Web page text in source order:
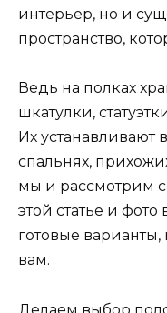
интерьер, но и
пространство,
Ведь на полках
шкатулки,
Их устанавливают
спальнях,
мы и рассмотрим
этой статье и
готовые
вам.
Делаем выбор